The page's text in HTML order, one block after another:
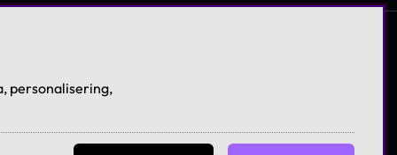
personalisering,